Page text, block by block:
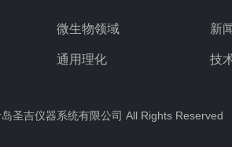
微生物领域
通用理化
色谱光谱
实验室仪器设备
新
技
圣吉仪器系统有限公司 All Rights